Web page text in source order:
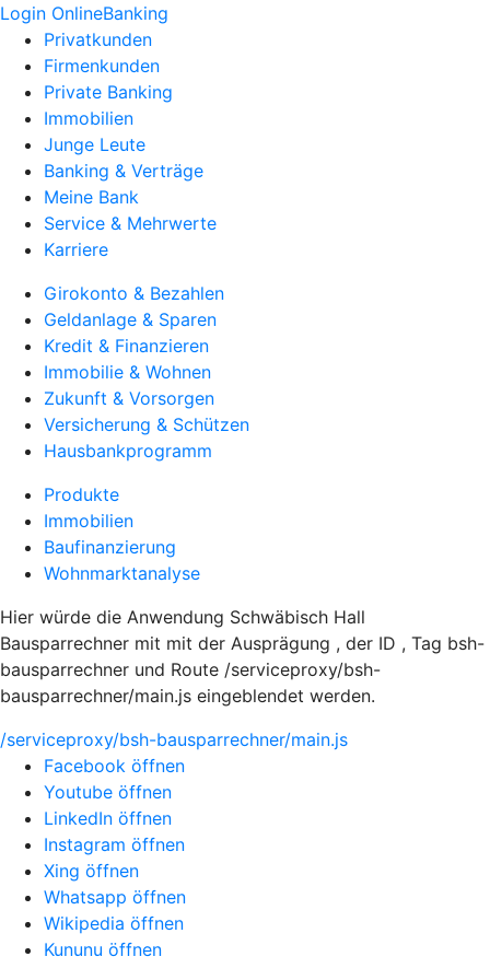
Login OnlineBanking
Privatkunden
Firmenkunden
Private Banking
Immobilien
Junge Leute
Banking & Verträge
Meine Bank
Service & Mehrwerte
Karriere
Girokonto & Bezahlen
Geldanlage & Sparen
Kredit & Finanzieren
Immobilie & Wohnen
Zukunft & Vorsorgen
Versicherung & Schützen
Hausbankprogramm
Produkte
Immobilien
Baufinanzierung
Wohnmarktanalyse
Hier würde die Anwendung Schwäbisch Hall
Bausparrechner mit mit der Ausprägung , der ID , Tag bsh-
bausparrechner und Route /serviceproxy/bsh-
bausparrechner/main.js eingeblendet werden.
/serviceproxy/bsh-bausparrechner/main.js
Facebook öffnen
Youtube öffnen
LinkedIn öffnen
Instagram öffnen
Xing öffnen
Whatsapp öffnen
Wikipedia öffnen
Kununu öffnen